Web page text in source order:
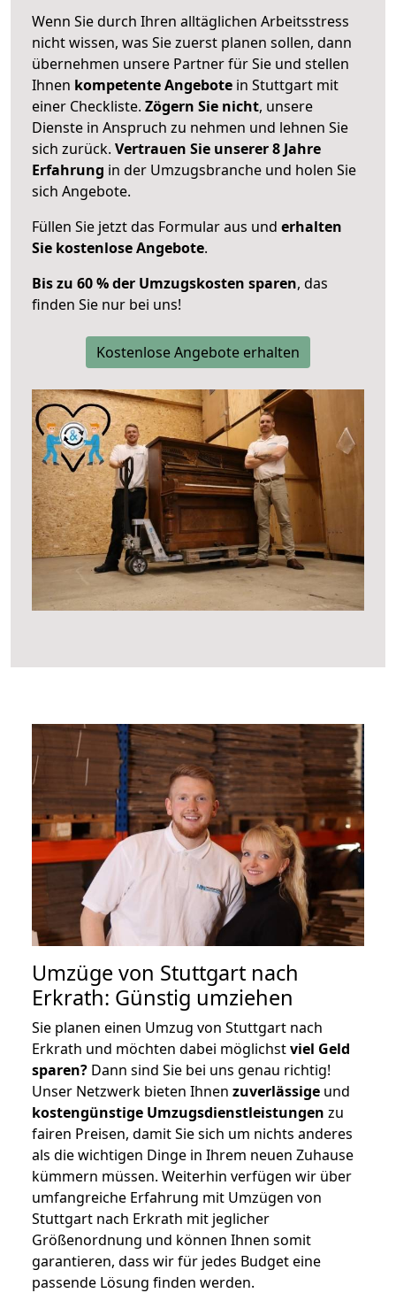
Wenn Sie durch Ihren alltäglichen Arbeitsstress
nicht wissen, was Sie zuerst planen sollen, dann
übernehmen unsere Partner für Sie und stellen
Ihnen kompetente Angebote in Stuttgart mit
einer Checkliste. Zögern Sie nicht, unsere
Dienste in Anspruch zu nehmen und lehnen Sie
sich zurück. Vertrauen Sie unserer 8 Jahre
Erfahrung in der Umzugsbranche und holen Sie
sich Angebote.
Füllen Sie jetzt das Formular aus und erhalten
Sie kostenlose Angebote.
Bis zu 60 % der Umzugskosten sparen, das
finden Sie nur bei uns!
Kostenlose Angebote erhalten
Umzüge von Stuttgart nach
Erkrath: Günstig umziehen
Sie planen einen Umzug von Stuttgart nach
Erkrath und möchten dabei möglichstviel Geld
sparen? Dann sind Sie bei uns genau richtig!
Unser Netzwerk bieten Ihnen zuverlässige und
kostengünstige Umzugsdienstleistungen zu
fairen Preisen, damit Sie sich um nichts anderes
als die wichtigen Dinge in Ihrem neuen Zuhause
kümmern müssen. Weiterhin verfügen wir über
umfangreiche Erfahrung mit Umzügen von
Stuttgart nach Erkrath mit jeglicher
Größenordnung und können Ihnen somit
garantieren, dass wir für jedes Budget eine
passende Lösung finden werden.